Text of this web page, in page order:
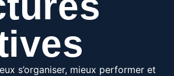
s’organiser, mieux performer et